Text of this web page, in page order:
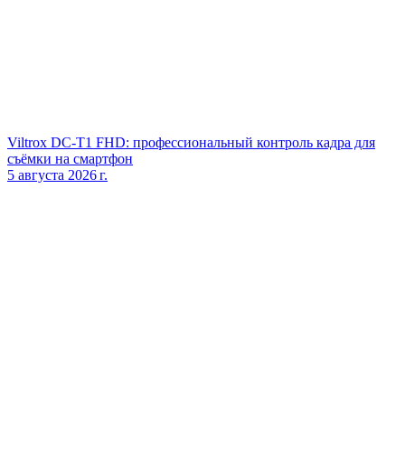
Viltrox DC‑T1 FHD: профессиональный контроль кадра для
съёмки на смартфон
5 августа 2026 г.